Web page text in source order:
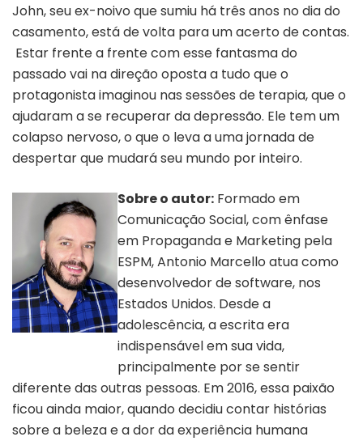
John, seu ex-noivo que sumiu há três anos no dia do
casamento, está de volta para um acerto de contas.
Estar frente a frente com esse fantasma do
passado vai na direção oposta a tudo que o
protagonista imaginou nas sessões de terapia, que o
ajudaram a se recuperar da depressão. Ele tem um
colapso nervoso, o que o leva a uma jornada de
despertar que mudará seu mundo por inteiro.
Sobre o autor: Formado em
Comunicação Social, com ênfase
em Propaganda e Marketing pela
ESPM, Antonio Marcello atua como
desenvolvedor de software, nos
Estados Unidos. Desde a
adolescência, a escrita era
indispensável em sua vida,
principalmente por se sentir
diferente das outras pessoas. Em 2016, essa paixão
ficou ainda maior, quando decidiu contar histórias
sobre a beleza e a dor da experiência humana